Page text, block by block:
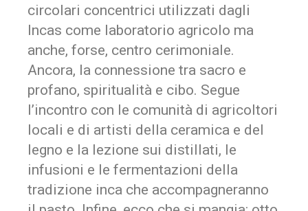
circolari concentrici utilizzati dagli
Incas come laboratorio agricolo ma
anche, forse, centro cerimoniale.
Ancora, la connessione tra sacro e
profano, spiritualità e cibo. Segue
l’incontro con le comunità di agricoltori
locali e di artisti della ceramica e del
legno e la lezione sui distillati, le
infusioni e le fermentazioni della
tradizione inca che accompagneranno